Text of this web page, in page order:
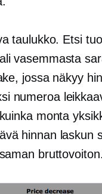
taulukko. Etsi
vasemmasta
jossa näkyy
numeroa
monta
hinnan laskun
bruttovoiton.